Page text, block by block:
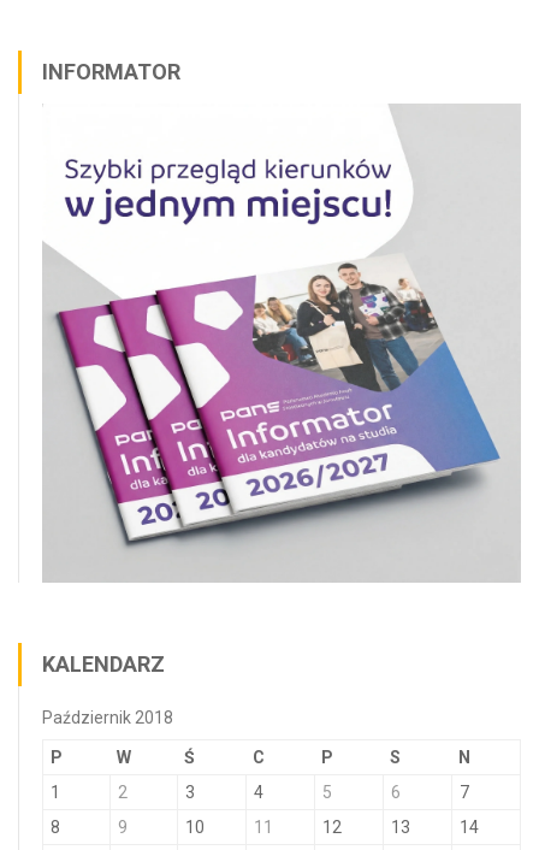
INFORMATOR
KALENDARZ
Październik 2018
P W Ś C P S N
1 2 3 4 5 6
7
8
9 10 11 12 13
14